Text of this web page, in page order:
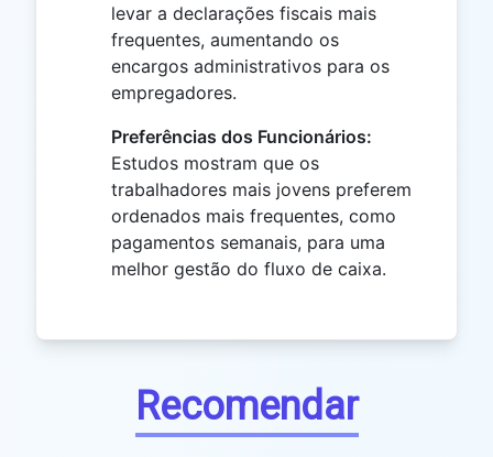
levar a declarações fiscais mais
frequentes, aumentando os
encargos administrativos para os
empregadores.
Preferências dos Funcionários:
Estudos mostram que os
trabalhadores mais jovens preferem
ordenados mais frequentes, como
pagamentos semanais, para uma
melhor gestão do fluxo de caixa.
Recomendar